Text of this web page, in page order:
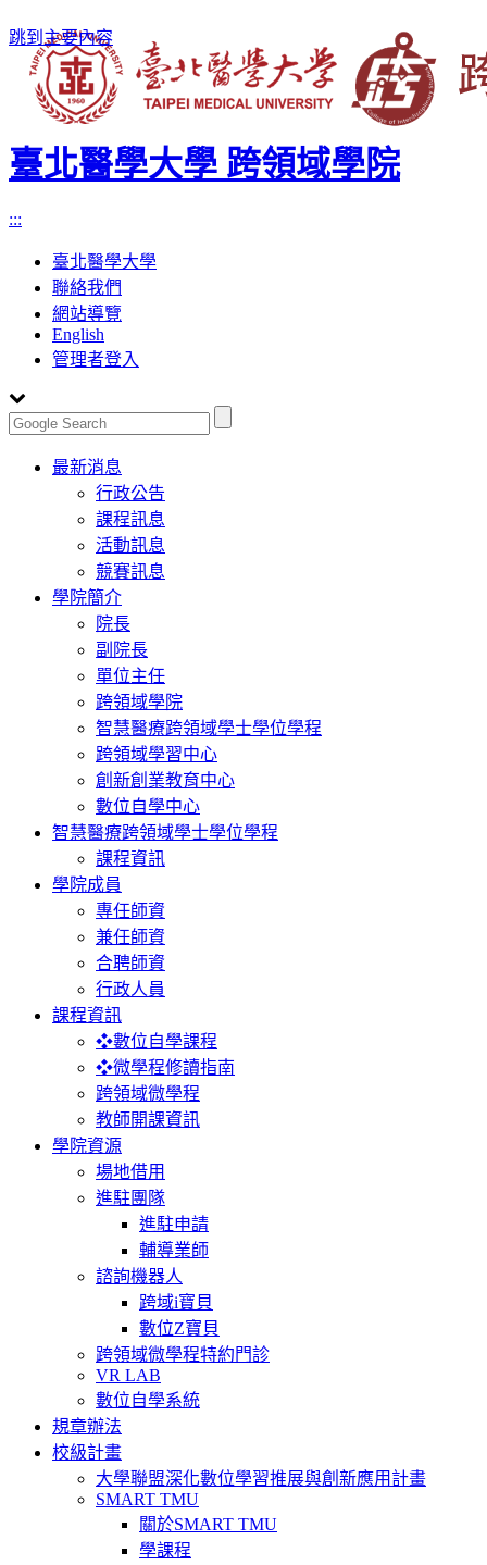
跳到主要內容
臺北醫學大學 跨領域學院
:::
臺北醫學大學
聯絡我們
網站導覽
English
管理者登入
Toggle
navigation
最新消息
行政公告
課程訊息
活動訊息
競賽訊息
學院簡介
院長
副院長
單位主任
跨領域學院
智慧醫療跨領域學士學位學程
跨領域學習中心
創新創業教育中心
數位自學中心
智慧醫療跨領域學士學位學程
課程資訊
學院成員
專任師資
兼任師資
合聘師資
行政人員
課程資訊
❖數位自學課程
❖微學程修讀指南
跨領域微學程
教師開課資訊
學院資源
場地借用
進駐團隊
進駐申請
輔導業師
諮詢機器人
跨域i寶貝
數位Z寶貝
跨領域微學程特約門診
VR LAB
數位自學系統
規章辦法
校級計畫
大學聯盟深化數位學習推展與創新應用計畫
SMART TMU
關於SMART TMU
學課程